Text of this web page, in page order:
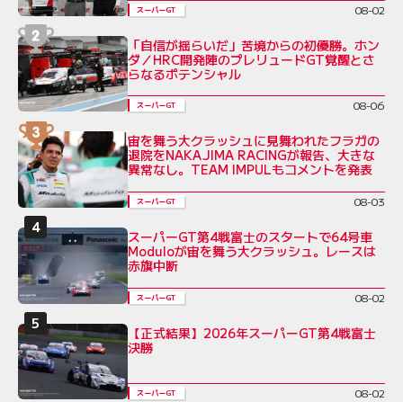
スーパーGT 08-02
「自信が揺らいだ」苦境からの初優勝。ホン
ダ／HRC開発陣のプレリュードGT覚醒とさ
らなるポテンシャル
スーパーGT 08-06
宙を舞う大クラッシュに見舞われたフラガの
退院をNAKAJIMA RACINGが報告、大きな
異常なし。TEAM IMPULもコメントを発表
スーパーGT 08-03
スーパーGT第4戦富士のスタートで64号車
Moduloが宙を舞う大クラッシュ。レースは
赤旗中断
スーパーGT 08-02
【正式結果】2026年スーパーGT第4戦富士
決勝
スーパーGT 08-02